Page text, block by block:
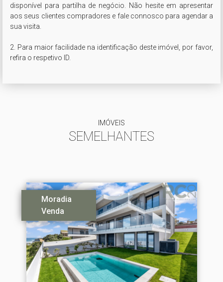
disponível para partilha de negócio. Não hesite em apresentar
aos seus clientes compradores e fale connosco para agendar a
sua visita.
2. Para maior facilidade na identificação deste imóvel, por favor,
refira o respetivo ID.
IMÓVEIS
SEMELHANTES
Moradia
Venda